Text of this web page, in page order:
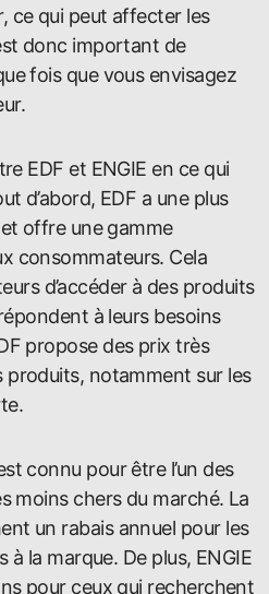
ce qui peut affecter les
donc important de
fois que vous envisagez
EDF et ENGIE en ce qui
d’abord, EDF a une plus
offre une gamme
consommateurs. Cela
d’accéder à des produits
à leurs besoins
propose des prix très
produits, notamment sur les
connu pour être l’un des
moins chers du marché. La
un rabais annuel pour les
la marque. De plus, ENGIE
pour ceux qui recherchent